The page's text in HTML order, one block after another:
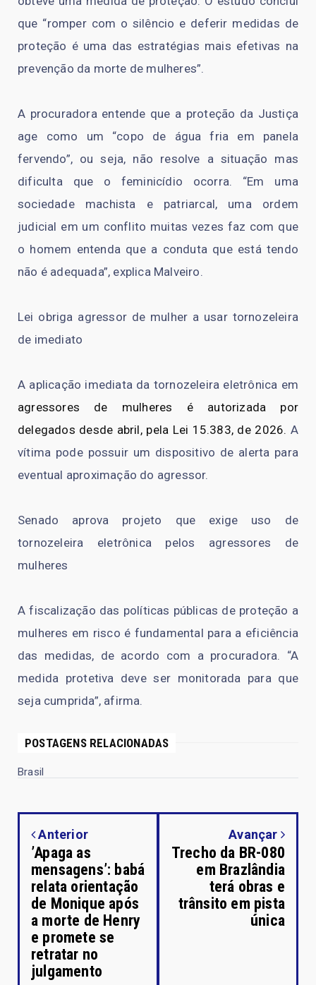
que “romper com o silêncio e deferir medidas de
proteção é uma das estratégias mais efetivas na
prevenção da morte de mulheres”.
A procuradora entende que a proteção da Justiça
age como um “copo de água fria em panela
fervendo”, ou seja, não resolve a situação mas
dificulta que o feminicídio ocorra. “Em uma
sociedade machista e patriarcal, uma ordem
judicial em um conflito muitas vezes faz com que
o homem entenda que a conduta que está tendo
não é adequada”, explica Malveiro.
Lei obriga agressor de mulher a usar tornozeleira
de imediato
A aplicação imediata da tornozeleira eletrônica em
agressores de mulheres é autorizada por
delegados desde abril, pela Lei 15.383, de 2026. A
vítima pode possuir um dispositivo de alerta para
eventual aproximação do agressor.
Senado aprova projeto que exige uso de
tornozeleira eletrônica pelos agressores de
mulheres
A fiscalização das políticas públicas de proteção a
mulheres em risco é fundamental para a eficiência
das medidas, de acordo com a procuradora. “A
medida protetiva deve ser monitorada para que
seja cumprida”, afirma.
POSTAGENS RELACIONADAS
Brasil
Anterior
’Apaga as
mensagens’: babá
relata orientação
de Monique após
a morte de Henry
e promete se
retratar no
julgamento
Avançar
Trecho da BR-080
em Brazlândia
terá obras e
trânsito em pista
única